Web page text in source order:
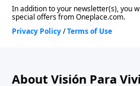
About Visión Para